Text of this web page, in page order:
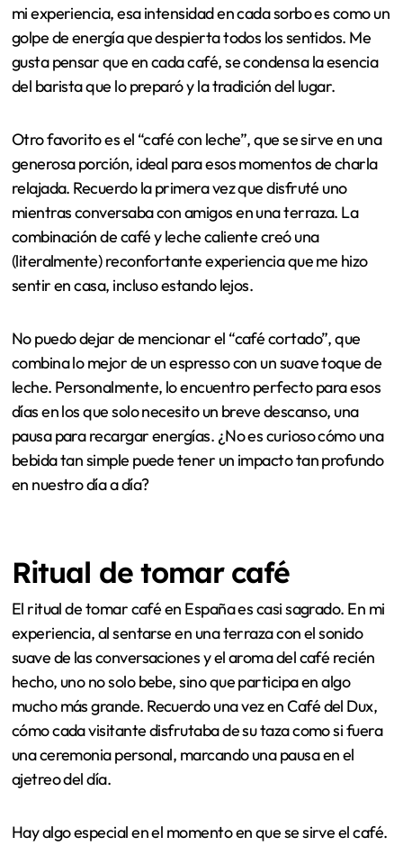
mi experiencia, esa intensidad en cada sorbo es como un
golpe de energía que despierta todos los sentidos. Me
gusta pensar que en cada café, se condensa la esencia
del barista que lo preparó y la tradición del lugar.
Otro favorito es el “café con leche”, que se sirve en una
generosa porción, ideal para esos momentos de charla
relajada. Recuerdo la primera vez que disfruté uno
mientras conversaba con amigos en una terraza. La
combinación de café y leche caliente creó una
(literalmente) reconfortante experiencia que me hizo
sentir en casa, incluso estando lejos.
No puedo dejar de mencionar el “café cortado”, que
combina lo mejor de un espresso con un suave toque de
leche. Personalmente, lo encuentro perfecto para esos
días en los que solo necesito un breve descanso, una
pausa para recargar energías. ¿No es curioso cómo una
bebida tan simple puede tener un impacto tan profundo
en nuestro día a día?
Ritual de tomar café
experiencia, al sentarse en una terraza con el sonido